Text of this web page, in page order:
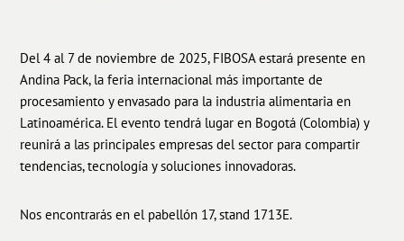
Del 4 al 7 de noviembre de 2025, FIBOSA estará presente en
Andina Pack, la feria internacional más importante de
procesamiento y envasado para la industria alimentaria en
Latinoamérica. El evento tendrá lugar en Bogotá (Colombia) y
reunirá a las principales empresas del sector para compartir
tendencias, tecnología y soluciones innovadoras.
Nos encontrarás en el pabellón 17, stand 1713E.